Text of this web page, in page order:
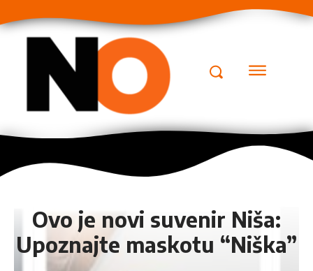
Ovo je novi suvenir Niša:
Upoznajte maskotu “Niška”